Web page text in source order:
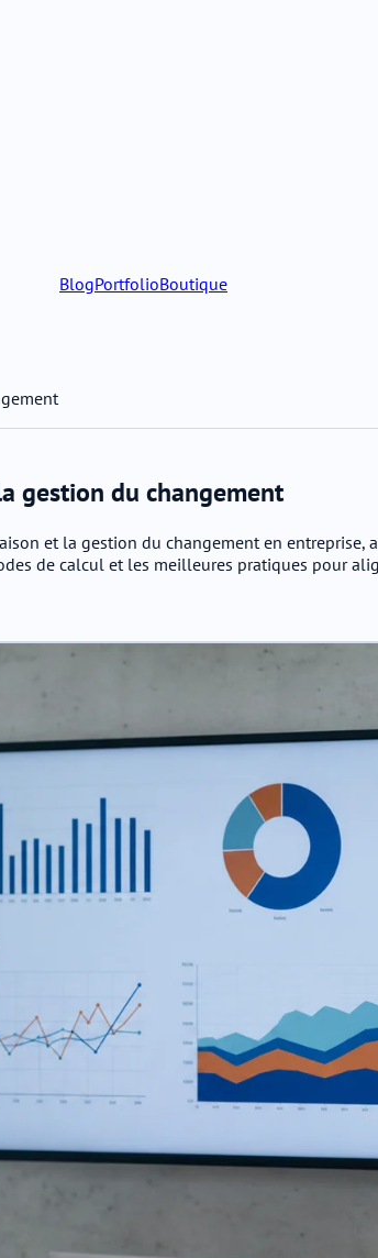
BlogPortfolioBoutique
gestion du changement
et la gestion du changement en entreprise,
de calcul et les meilleures pratiques pour